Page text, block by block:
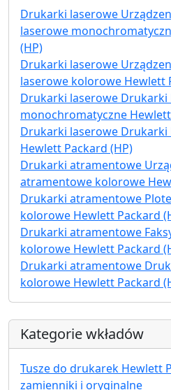
Drukarki laserowe
laserowe
(HP)
Drukarki laserowe
laserowe kolorowe Hewlett
Drukarki laserowe Drukarki
monochromatyczne
Drukarki laserowe
Hewlett Packard (HP)
Drukarki atramentowe
atramentowe kolorowe
Drukarki atramentowe
kolorowe Hewlett Packard
Drukarki atramentowe
kolorowe Hewlett Packard
Drukarki atramentowe
kolorowe Hewlett Packard
Kategorie wkładów
Tusze do drukarek Hewlett
zamienniki i oryginalne